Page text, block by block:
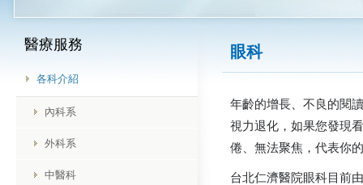
醫療服務
各科介紹
內科系
外科系
中醫科
眼科
年齡的增長、不良的閱
視力退化，如果您發現
倦、無法聚焦，代表你
台北仁濟醫院眼科目前